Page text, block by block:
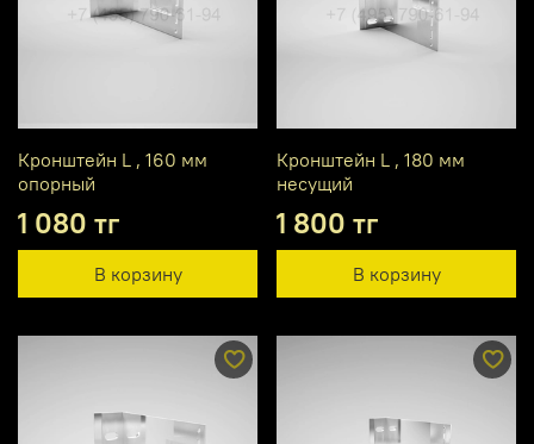
Кронштейн L , 160 мм
опорный
1 080 тг
В корзину
Кронштейн L , 180 мм
несущий
1 800 тг
В корзину